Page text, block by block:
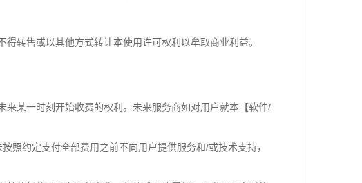
转售或以其他方式转让本使用许可权利以牟取商业利益。
某一时刻开始收费的权利。未来服务商如对用户就本【软件/
照约定支付全部费用之前不向用户提供服务和/或技术支持，